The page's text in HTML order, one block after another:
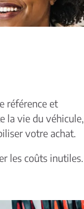
référence et
la vie du véhicule,
votre achat.
les coûts inutiles.